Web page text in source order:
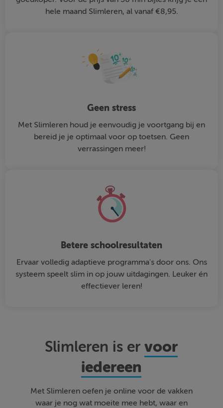
hele maand Slimleren, al vanaf €8,95.
Geen stress
Met Slimleren houd je eenvoudig je voortgang bij en
bereid je je optimaal voor op toetsen. Geen
verrassingen meer!
Betere schoolresultaten
Ervaar volledig adaptieve programma's door ons. Ons
systeem speelt slim in op jouw uitdagingen. Leuker én
effectiever leren!
Slimleren is ervoor
iedereen
Met Slimleren oefen je online voor de vakken
waar je nog wat moeite mee hebt, waar en